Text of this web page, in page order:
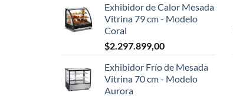
Exhibidor de Calor Mesada
Vitrina 79 cm - Modelo
Coral
$2.297.899,00
Exhibidor Frío de Mesada
Vitrina 70 cm - Modelo
Aurora